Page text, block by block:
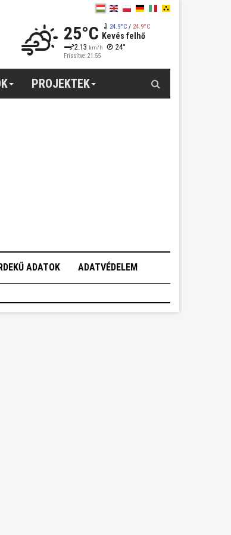
25°C 24.9°C/ 24.9°C
Kevés felhő
2.13 km/h 24°
Frissítve: 21:55
PROJEKTEK
ADATOK ADATVÉDELEM